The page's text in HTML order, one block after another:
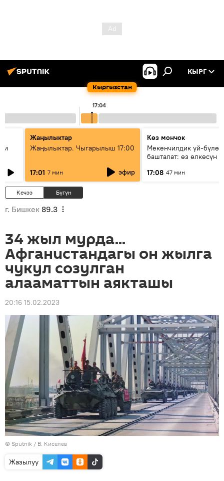
Кыргызстан
КЫРГ
17:04
Жаңылыктар
Жаңылыктар. Чыгарылыш 17:00
17:01 7 мин эфир
Көз мончок
Мекенчилдик үй-
башталат: өз өлкөсүн
керек?
17:08 47 мин
Кечээ Бүгүн
г. Бишкек 89.3
34 жыл мурда...
Афганистандагы он жылга
чукул созулган
алааматтын аякташы
20:16 15.02.2023
© Sputnik / В. Киселев
Жазылуу